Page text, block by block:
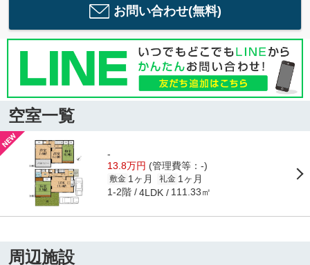
お問い合わせ(無料)
空室一覧
-
13.8万円 (管理費等：-)
敷金 1ヶ月 礼金 1ヶ月
1-2階 4LDK 111.33㎡
周辺施設